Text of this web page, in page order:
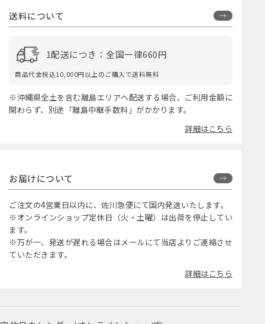
送料について
1配送につき：全国一律660円
商品代金税込10,000円以上のご購入で送料無料
※沖縄県全土を含む離島エリアへ配送する場合、ご利用金額に
関わらず、別途「離島中継手数料」がかかります。
詳細はこちら
お届けについて
ご注文の4営業日以内に、佐川急便にて国内発送いたします。
※オンラインショップ定休日（火・土曜）は出荷を停止してい
ます。
※万が一、発送が遅れる場合はメールにて当店よりご連絡させ
ていただきます。
詳細はこちら